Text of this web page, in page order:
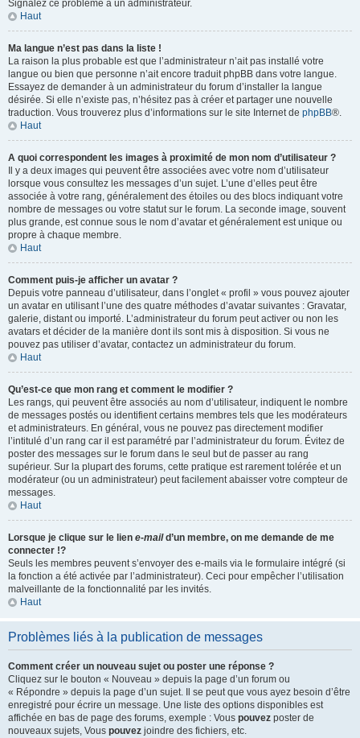
Signalez ce problème à un administrateur.
Haut
Ma langue n’est pas dans la liste !
La raison la plus probable est que l’administrateur n’ait pas installé votre
langue ou bien que personne n’ait encore traduit phpBB dans votre langue.
Essayez de demander à un administrateur du forum d’installer la langue
désirée. Si elle n’existe pas, n’hésitez pas à créer et partager une nouvelle
traduction. Vous trouverez plus d’informations sur le site Internet de phpBB®.
Haut
A quoi correspondent les images à proximité de mon nom d’utilisateur ?
Il y a deux images qui peuvent être associées avec votre nom d’utilisateur
lorsque vous consultez les messages d’un sujet. L’une d’elles peut être
associée à votre rang, généralement des étoiles ou des blocs indiquant votre
nombre de messages ou votre statut sur le forum. La seconde image, souvent
plus grande, est connue sous le nom d’avatar et généralement est unique ou
propre à chaque membre.
Haut
Comment puis-je afficher un avatar ?
Depuis votre panneau d’utilisateur, dans l’onglet « profil » vous pouvez ajouter
un avatar en utilisant l’une des quatre méthodes d’avatar suivantes : Gravatar,
galerie, distant ou importé. L’administrateur du forum peut activer ou non les
avatars et décider de la manière dont ils sont mis à disposition. Si vous ne
pouvez pas utiliser d’avatar, contactez un administrateur du forum.
Haut
Qu’est-ce que mon rang et comment le modifier ?
Les rangs, qui peuvent être associés au nom d’utilisateur, indiquent le nombre
de messages postés ou identifient certains membres tels que les modérateurs
et administrateurs. En général, vous ne pouvez pas directement modifier
l’intitulé d’un rang car il est paramétré par l’administrateur du forum. Évitez de
poster des messages sur le forum dans le seul but de passer au rang
supérieur. Sur la plupart des forums, cette pratique est rarement tolérée et un
modérateur (ou un administrateur) peut facilement abaisser votre compteur de
messages.
Haut
Lorsque je clique sur le lien e-maild’un membre, on me demande de me
connecter !?
Seuls les membres peuvent s’envoyer des e-mails via le formulaire intégré (si
la fonction a été activée par l’administrateur). Ceci pour empêcher l’utilisation
malveillante de la fonctionnalité par les invités.
Haut
Problèmes liés à la publication de messages
Comment créer un nouveau sujet ou poster une réponse ?
Cliquez sur le bouton « Nouveau » depuis la page d’un forum ou
« Répondre » depuis la page d’un sujet. Il se peut que vous ayez besoin d’être
enregistré pour écrire un message. Une liste des options disponibles est
affichée en bas de page des forums, exemple : Vous pouvez poster de
nouveaux sujets, Vous pouvez joindre des fichiers, etc.